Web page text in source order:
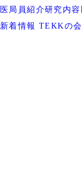
医局員紹介研究内容
新着情報 TEKKの会